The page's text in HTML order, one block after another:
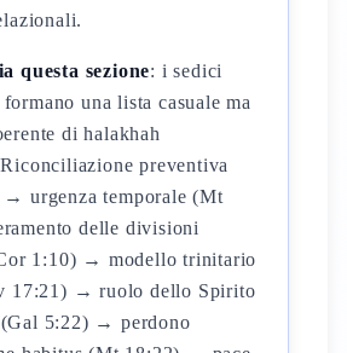
questa sezione: i sedici
una lista casuale ma
di halakhah
preventiva
urgenza temporale (Mt
delle divisioni
1:10) → modello trinitario
17:21) → ruolo dello Spirito
(Gal 5:22) → perdono